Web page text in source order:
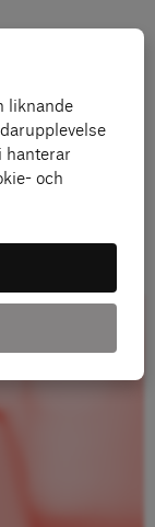
har rest till
De svar han
liknande
hanterar
och